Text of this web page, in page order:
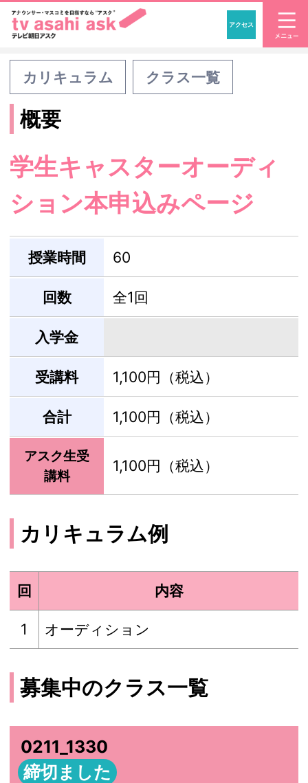
「アナウンサー・マ
アクセス
カリキュラム クラス一覧
概要
学生キャスターオーディ
ション本申込みページ
授業時間 60
回数 全1回
入学金
受講料 1,100円（税込）
合計 1,100円（税込）
アスク生受
講料
1,100円（税込）
カリキュラム例
回 内容
1 オーディション
募集中のクラス一覧
0211_1330
締切ました